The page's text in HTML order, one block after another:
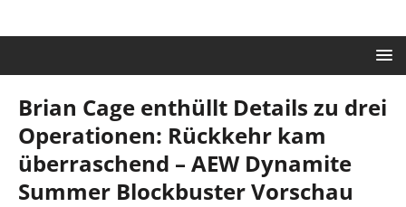
Brian Cage enthüllt Details zu drei
Operationen: Rückkehr kam
überraschend – AEW Dynamite
Summer Blockbuster Vorschau